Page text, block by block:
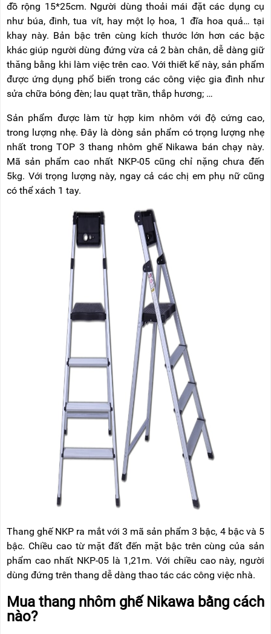
đồ rộng 15*25cm. Người dùng thoải mái đặt các dụng cụ
như búa, đinh, tua vít, hay một lọ hoa, 1 đĩa hoa quả… tại
khay này. Bản bậc trên cùng kích thước lớn hơn các bậc
khác giúp người dùng đứng vừa cả 2 bàn chân, dễ dàng giữ
thăng bằng khi làm việc trên cao. Với thiết kế này, sản phẩm
được ứng dụng phổ biến trong các công việc gia đình như
sửa chữa bóng đèn; lau quạt trần, thắp hương; …
Sản phẩm được làm từ hợp kim nhôm với độ cứng cao,
trong lượng nhẹ. Đây là dòng sản phẩm có trọng lượng nhẹ
nhất trong TOP 3 thang nhôm ghế Nikawa bán chạy này.
Mã sản phẩm cao nhất NKP-05 cũng chỉ nặng chưa đến
5kg. Với trọng lượng này, ngay cả các chị em phụ nữ cũng
có thể xách 1 tay.
Thang ghế NKP ra mắt với 3 mã sản phẩm 3 bậc, 4 bậc và 5
bậc. Chiều cao từ mặt đất đến mặt bậc trên cùng của sản
phẩm cao nhất NKP-05 là 1,21m. Với chiều cao này, người
dùng đứng trên thang dễ dàng thao tác các công việc nhà.
Mua thang nhôm ghế Nikawa bằng cách
nào?